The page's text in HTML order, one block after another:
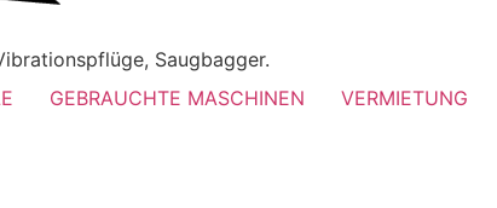
Saugbagger.
GEBRAUCHTE MASCHINEN VERMIETUNG